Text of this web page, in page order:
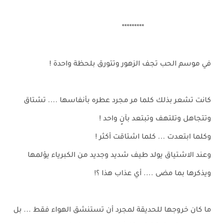
*********
في موسم الحب تجف الزهور وتتورق بلحظة واحدة !
كانت تشعر بذلك كلما مر مجرد عطره بأنفاسها .... تشتاق
وتتجاهل وتلتهف وتبتعد بآنٍ واحد !
وكلما ابتعدت ... كلما اشتاقت أكثر !
وعند الاشتياق يولد طيف شديد وجديد من الكبرياء يؤلمها
ويذكرها بما مضى .... أي عذاب هذا ؟!
ما كان خروجها للحديقة لمجرد أن تستنشق الهواء فقط ... بل